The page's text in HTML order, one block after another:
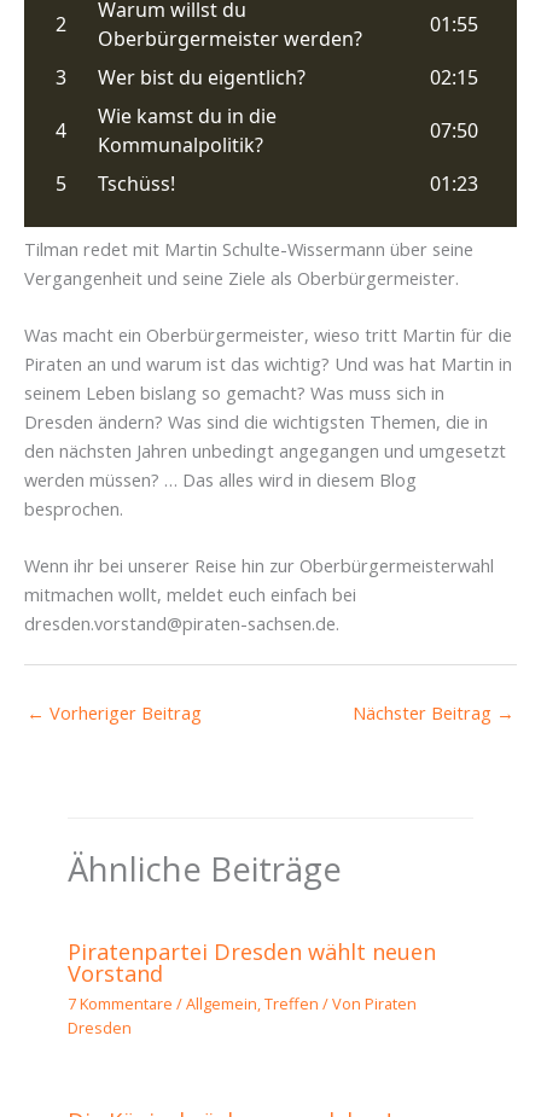
Tilman redet mit Martin Schulte-Wissermann über seine
Vergangenheit und seine Ziele als Oberbürgermeister.
Was macht ein Oberbürgermeister, wieso tritt Martin für die
Piraten an und warum ist das wichtig? Und was hat Martin in
seinem Leben bislang so gemacht? Was muss sich in
Dresden ändern? Was sind die wichtigsten Themen, die in
den nächsten Jahren unbedingt angegangen und umgesetzt
werden müssen? … Das alles wird in diesem Blog
besprochen.
Wenn ihr bei unserer Reise hin zur Oberbürgermeisterwahl
mitmachen wollt, meldet euch einfach bei
dresden.vorstand@piraten-sachsen.de.
← Vorheriger Beitrag Nächster Beitrag →
Ähnliche Beiträge
Piratenpartei Dresden wählt neuen
Vorstand
7 Kommentare /Allgemein,Treffen / VonPiraten
Dresden